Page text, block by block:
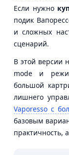
Если нужно
подик
и сложных
сценарий.
В этой версии
mode и
большой
лишнего
Vaporesso с
базовым
практичность,